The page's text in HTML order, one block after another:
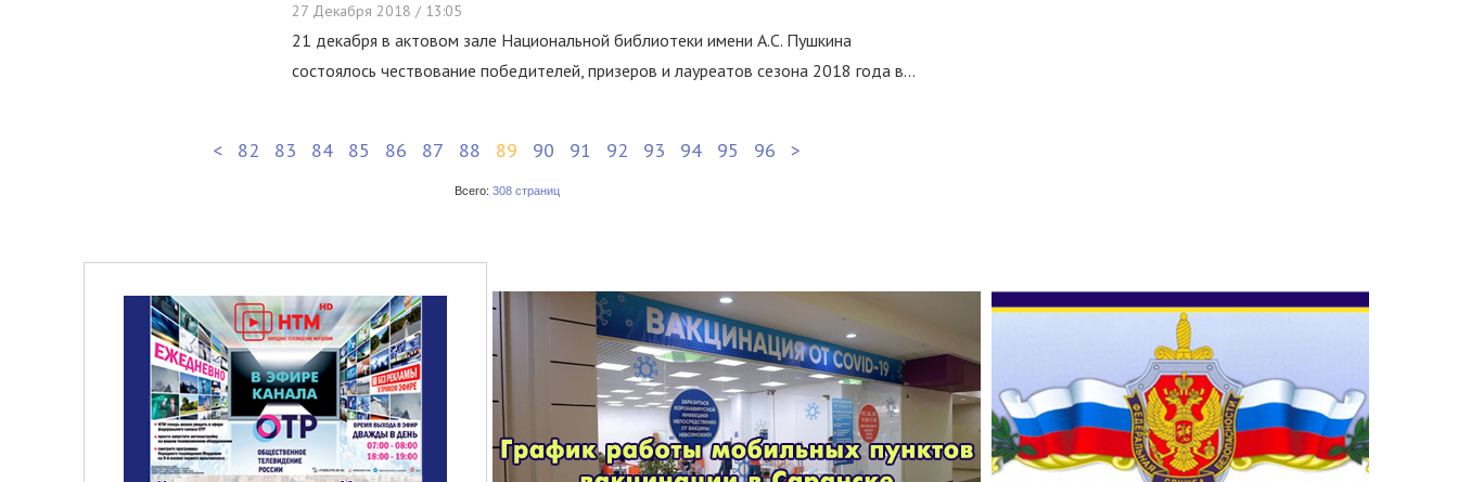
27 Декабря 2018 / 13:05
21 декабря в актовом зале Национальной библиотеки имени А.С. Пушкина
состоялось чествование победителей, призеров и лауреатов сезона 2018 года в...
< 82 83 84 85 86 87 88 89 90 91 92 93 94 95 96 >
Всего: 308 страниц